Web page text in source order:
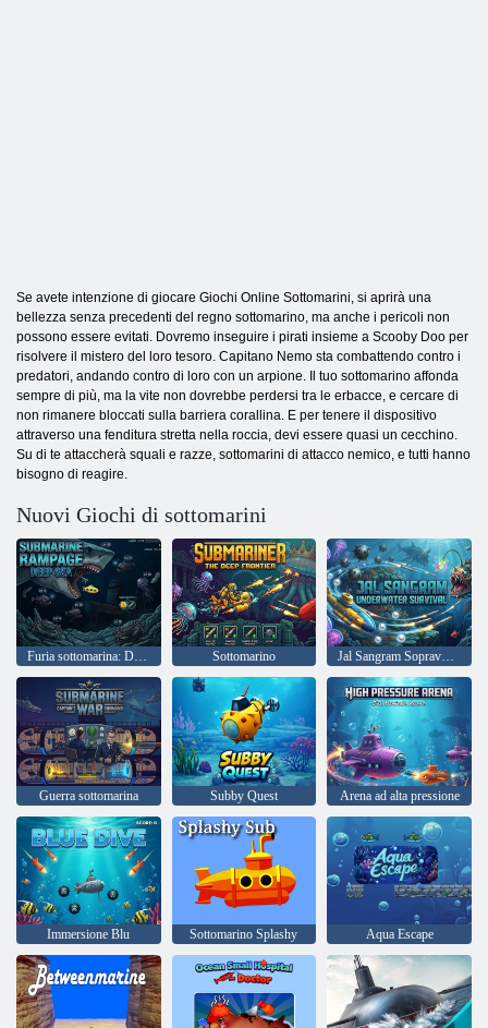
Se avete intenzione di giocare Giochi Online Sottomarini, si aprirà una
bellezza senza precedenti del regno sottomarino, ma anche i pericoli non
possono essere evitati. Dovremo inseguire i pirati insieme a Scooby Doo per
risolvere il mistero del loro tesoro. Capitano Nemo sta combattendo contro i
predatori, andando contro di loro con un arpione. Il tuo sottomarino affonda
sempre di più, ma la vite non dovrebbe perdersi tra le erbacce, e cercare di
non rimanere bloccati sulla barriera corallina. E per tenere il dispositivo
attraverso una fenditura stretta nella roccia, devi essere quasi un cecchino.
Su di te attaccherà squali e razze, sottomarini di attacco nemico, e tutti hanno
bisogno di reagire.
Nuovi Giochi di sottomarini
Furia sottomarina: Deep Sea Sottomarino Jal Sangram Sopravvivenza subacquea
Guerra sottomarina Subby Quest Arena ad alta pressione
Immersione Blu Sottomarino Splashy Aqua Escape